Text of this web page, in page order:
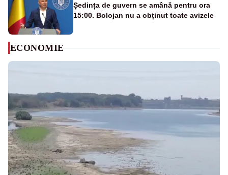
Ședința de guvern se amână pentru ora
15:00. Bolojan nu a obținut toate avizele
ECONOMIE